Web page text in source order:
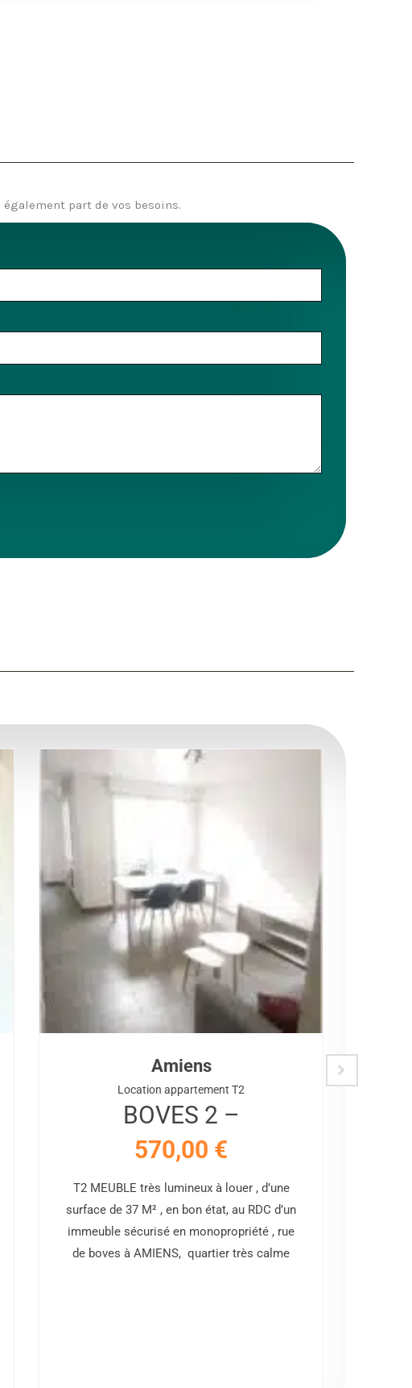
part de vos besoins.
Amiens
Location appartement T2
BOVES 2 –
570,00 €
T2 MEUBLE très lumineux à louer , d’une
surface de 37 M² , en bon état, au RDC d’un
immeuble sécurisé en monopropriété , rue
de boves à AMIENS, quartier très calme